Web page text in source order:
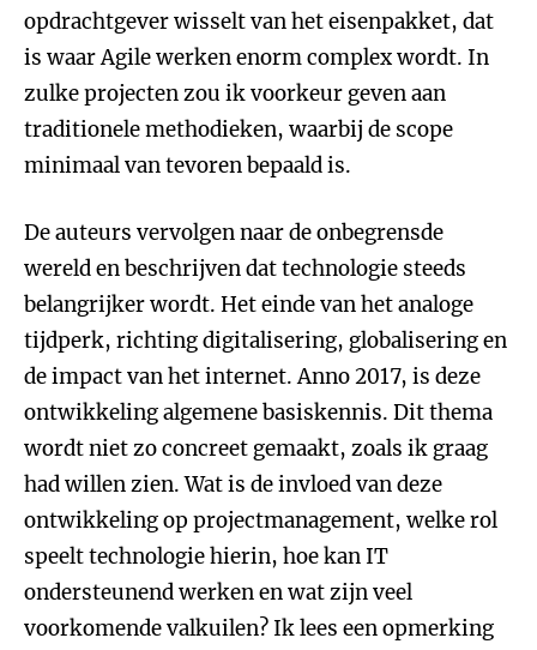
opdrachtgever wisselt van het eisenpakket, dat
is waar Agile werken enorm complex wordt. In
zulke projecten zou ik voorkeur geven aan
traditionele methodieken, waarbij de scope
minimaal van tevoren bepaald is.
De auteurs vervolgen naar de onbegrensde
wereld en beschrijven dat technologie steeds
belangrijker wordt. Het einde van het analoge
tijdperk, richting digitalisering, globalisering en
de impact van het internet. Anno 2017, is deze
ontwikkeling algemene basiskennis. Dit thema
wordt niet zo concreet gemaakt, zoals ik graag
had willen zien. Wat is de invloed van deze
ontwikkeling op projectmanagement, welke rol
speelt technologie hierin, hoe kan IT
ondersteunend werken en wat zijn veel
voorkomende valkuilen? Ik lees een opmerking